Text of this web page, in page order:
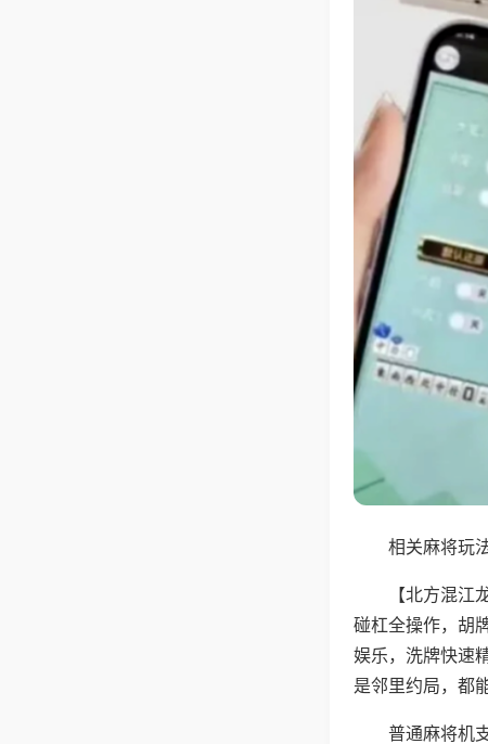
相关麻将玩
【北方混
碰杠全操作，胡
娱乐，洗牌快速
是邻里约局，都
普通麻将机